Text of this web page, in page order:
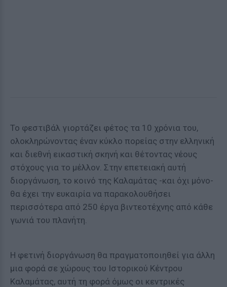
Το φεστιβάλ γιορτάζει φέτος τα 10 χρόνια του,
ολοκληρώνοντας έναν κύκλο πορείας στην ελληνική
και διεθνή εικαστική σκηνή και θέτοντας νέους
στόχους για το μέλλον. Στην επετειακή αυτή
διοργάνωση, το κοινό της Καλαμάτας -και όχι μόνο-
θα έχει την ευκαιρία να παρακολουθήσει
περισσότερα από 250 έργα βιντεοτέχνης από κάθε
γωνιά του πλανήτη.
Η φετινή διοργάνωση θα πραγματοποιηθεί για άλλη
μια φορά σε χώρους του Ιστορικού Κέντρου
Καλαμάτας, αυτή τη φορά όμως οι κεντρικές